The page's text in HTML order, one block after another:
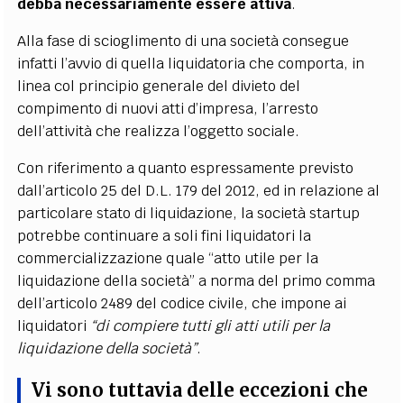
debba necessariamente essere attiva.
Alla fase di scioglimento di una società consegue
infatti l’avvio di quella liquidatoria che comporta, in
linea col principio generale del divieto del
compimento di nuovi atti d’impresa, l’arresto
dell’attività che realizza l’oggetto sociale.
Con riferimento a quanto espressamente previsto
dall’articolo 25 del D.L. 179 del 2012, ed in relazione al
particolare stato di liquidazione, la società startup
potrebbe continuare a soli fini liquidatori la
commercializzazione quale “atto utile per la
liquidazione della società” a norma del primo comma
dell’articolo 2489 del codice civile, che impone ai
liquidatori “di compiere tutti gli atti utili per la
liquidazione della società”.
Vi sono tuttavia delle eccezioni che